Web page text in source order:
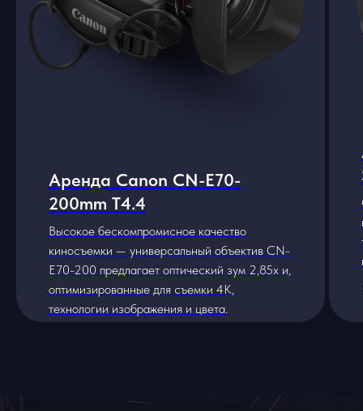
Аренда Canon CN-E70-
200mm T4.4
Высокое бескомпромисное качество
киносъемки — универсальный объектив CN-
E70-200 предлагает оптический зум 2,85x и,
оптимизированные для съемки 4K,
технологии изображения и цвета.